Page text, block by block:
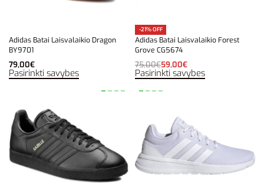
Adidas Batai Laisvalaikio Dragon
BY9701
79,00€
Pasirinkti savybes
-21% OFF
Adidas Batai Laisvalaikio Forest
Grove CG5674
75,00€59,00€
Pasirinkti savybes